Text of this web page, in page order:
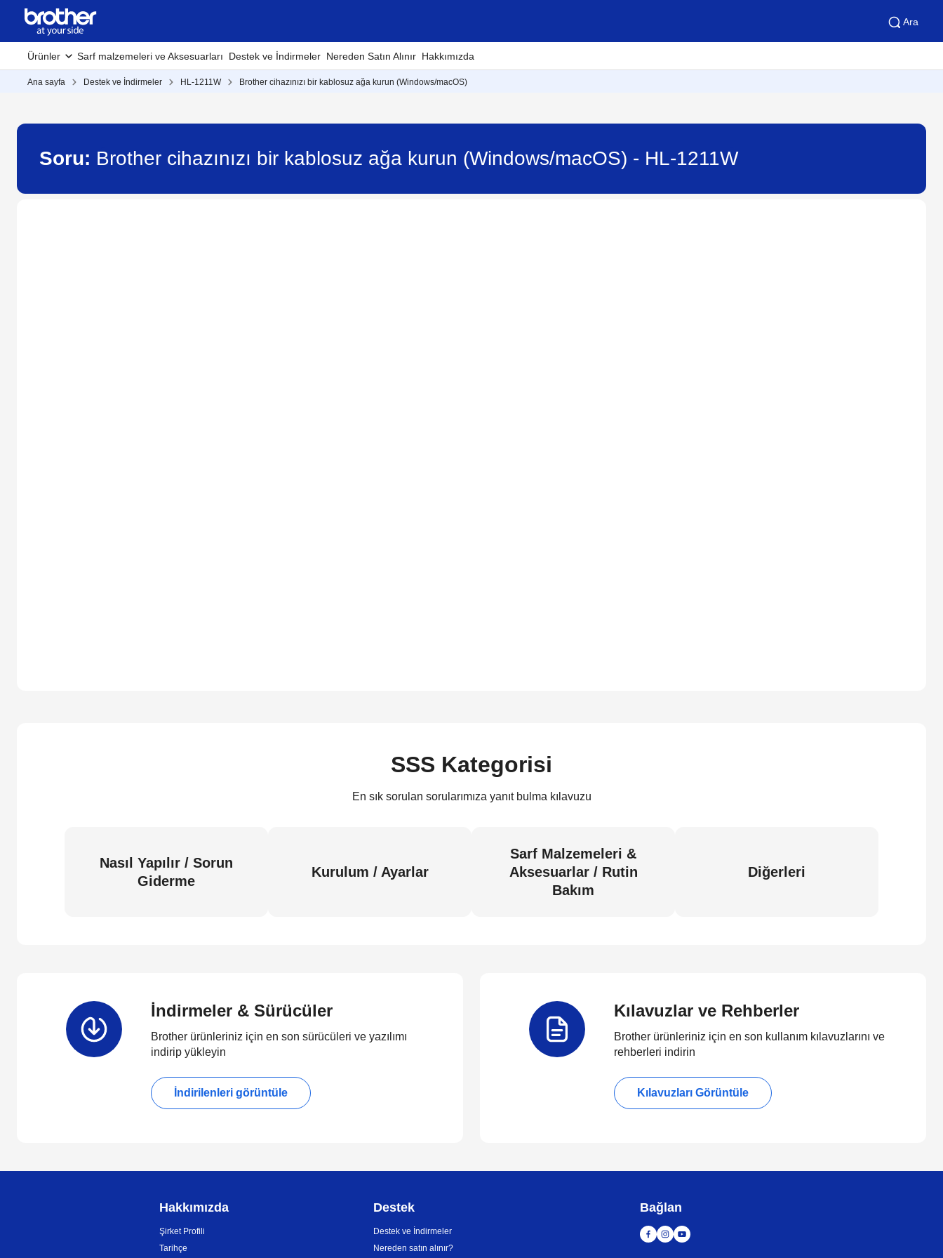
Ara
Ürünler Sarf malzemeleri ve Aksesuarları Destek ve İndirmeler Nereden Satın Alınır Hakkımızda
Ana sayfa Destek ve İndirmeler HL-1211W Brother cihazınızı bir kablosuz ağa kurun (Windows/macOS)
Soru: Brother cihazınızı bir kablosuz ağa kurun (Windows/macOS) - HL-1211W
SSS Kategorisi
En sık sorulan sorularımıza yanıt bulma kılavuzu
Nasıl Yapılır / Sorun
Giderme
Kurulum / Ayarlar
Sarf Malzemeleri &
Aksesuarlar / Rutin
Bakım
Diğerleri
İndirmeler & Sürücüler
Brother ürünleriniz için en son sürücüleri ve yazılımı
indirip yükleyin
İndirilenleri görüntüle
Kılavuzlar ve Rehberler
Brother ürünleriniz için en son kullanım kılavuzlarını ve
rehberleri indirin
Kılavuzları Görüntüle
Hakkımızda
Şirket Profili
Tarihçe
Destek
Destek ve İndirmeler
Nereden satın alınır?
Bağlan